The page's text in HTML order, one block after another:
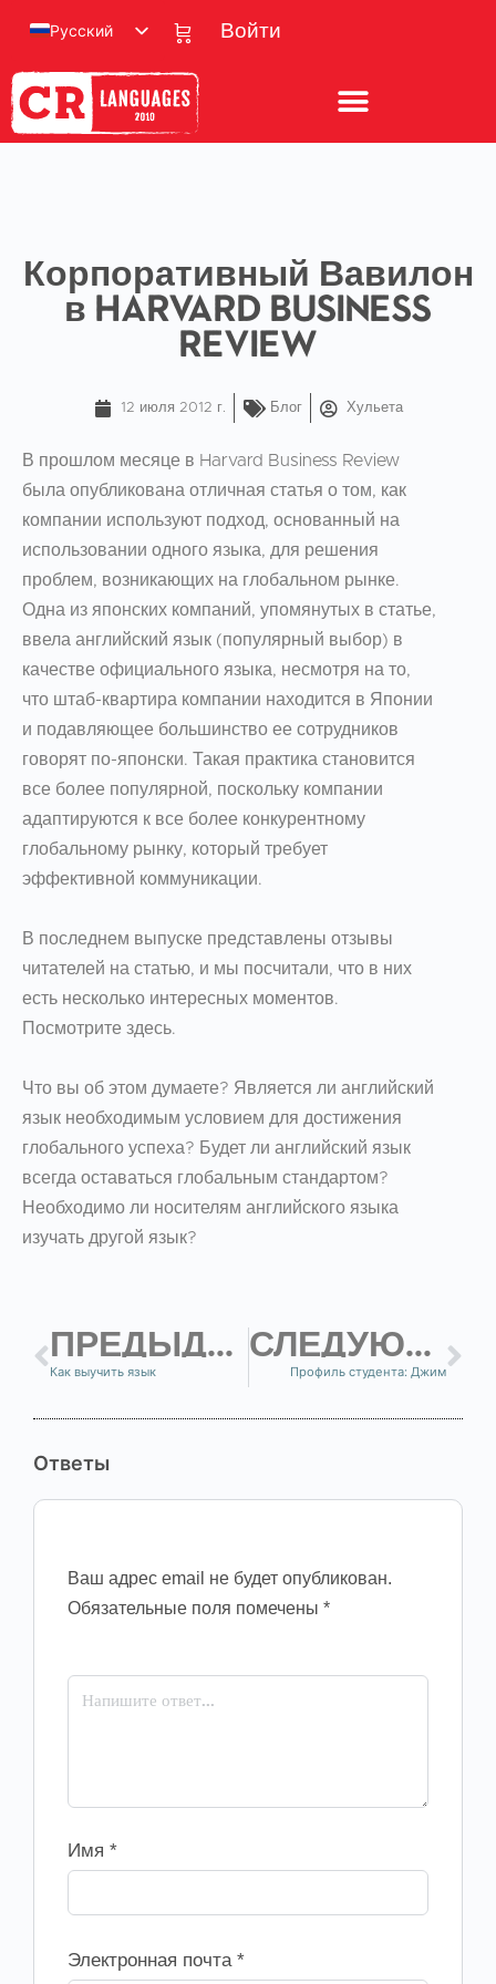
Войти
Русский
Корпоративный Вавилон
в Harvard Business
Review
12 июля 2012 г. Блог Хульета
В прошлом месяце в Harvard Business Review
была опубликована отличная статья о том, как
компании используют подход, основанный на
использовании одного языка, для решения
проблем, возникающих на глобальном рынке.
Одна из японских компаний, упомянутых в статье,
ввела английский язык (популярный выбор) в
качестве официального языка, несмотря на то,
что штаб-квартира компании находится в Японии
и подавляющее большинство ее сотрудников
говорят по-японски. Такая практика становится
все более популярной, поскольку компании
адаптируются к все более конкурентному
глобальному рынку, который требует
эффективной коммуникации.
В последнем выпуске представлены отзывы
читателей на статью, и мы посчитали, что в них
есть несколько интересных моментов.
Посмотрите здесь.
Что вы об этом думаете? Является ли английский
язык необходимым условием для достижения
глобального успеха? Будет ли английский язык
всегда оставаться глобальным стандартом?
Необходимо ли носителям английского языка
изучать другой язык?
ПРЕДЫДУЩИЙ
Как выучить язык
СЛЕДУЮЩИЙ
Профиль студента: Джим
Ответы
Ваш адрес email не будет опубликован.
Обязательные поля помечены *
Имя *
Электронная почта *